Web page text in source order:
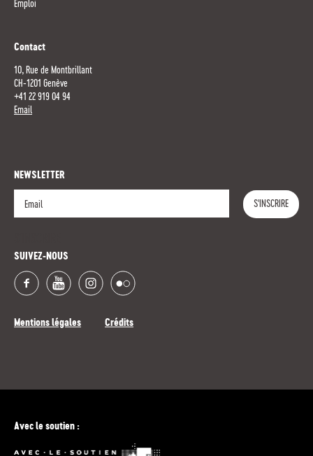
Emploi
Contact
10, Rue de Montbrillant
CH-1201 Genève
+41 22 919 04 94
Email
NEWSLETTER
S'INSCRIRE
SUIVEZ-NOUS
Mentions légales Crédits
Avec le soutien :